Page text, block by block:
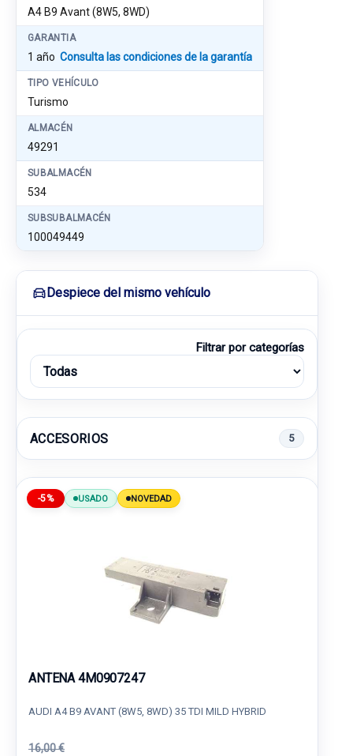
A4 B9 Avant (8W5, 8WD)
GARANTIA
1 año Consulta las condiciones de la garantía
TIPO VEHÍCULO
Turismo
ALMACÉN
49291
SUBALMACÉN
534
SUBSUBALMACÉN
100049449
Despiece del mismo vehículo
Filtrar por categorías
ACCESORIOS 5
-5% USADO NOVEDAD
ANTENA 4M0907247
AUDI A4 B9 AVANT (8W5, 8WD) 35 TDI MILD HYBRID
16,00 €